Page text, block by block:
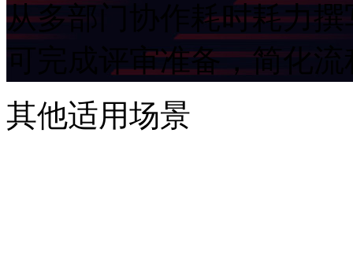
从多部门协作耗时耗力撰
可完成评审准备，简化
其他适用场景